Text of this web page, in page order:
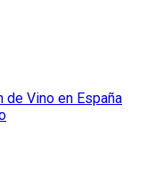
de Vino en España